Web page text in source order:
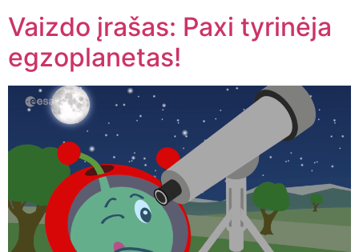
Vaizdo įrašas: Paxi tyrinėja
egzoplanetas!